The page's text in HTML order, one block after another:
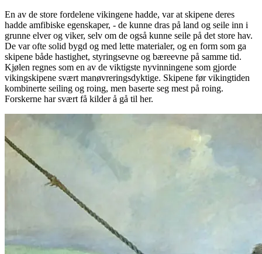
En av de store fordelene vikingene hadde, var at skipene deres
hadde amfibiske egenskaper, - de kunne dras på land og seile inn i
grunne elver og viker, selv om de også kunne seile på det store hav.
De var ofte solid bygd og med lette materialer, og en form som ga
skipene både hastighet, styringsevne og bæreevne på samme tid.
Kjølen regnes som en av de viktigste nyvinningene som gjorde
vikingskipene svært manøvreringsdyktige. Skipene før vikingtiden
kombinerte seiling og roing, men baserte seg mest på roing.
Forskerne har svært få kilder å gå til her.